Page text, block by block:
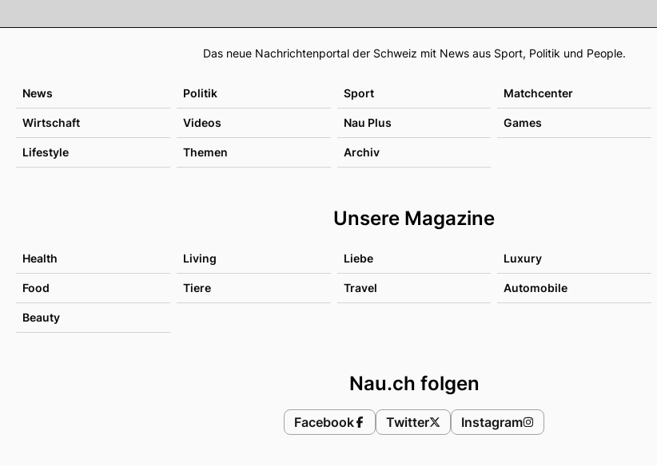
Footer
Das neue Nachrichtenportal der Schweiz mit News aus Sport, Politik und People.
News Politik Sport Matchcenter
Wirtschaft Videos Nau Plus Games
Lifestyle Themen Archiv
Unsere Magazine
Health Living Liebe Luxury
Food Tiere Travel Automobile
Beauty
Nau.ch folgen
Facebook Twitter Instagram